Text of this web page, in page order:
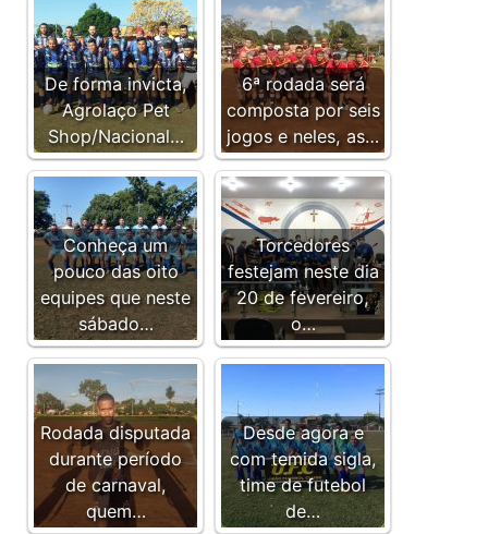
De forma invicta,
Agrolaço Pet
Shop/Nacional…
6ª rodada será
composta por seis
jogos e neles, as…
Conheça um
pouco das oito
equipes que neste
sábado…
Torcedores
festejam neste dia
20 de fevereiro,
o…
Rodada disputada
durante período
de carnaval,
quem…
Desde agora e
com temida sigla,
time de futebol
de…